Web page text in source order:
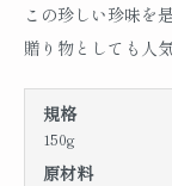
この珍しい珍味を
贈り物としても人
規格
150g
原材料